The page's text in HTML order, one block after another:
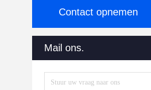
Contact opnemen
Mail ons.